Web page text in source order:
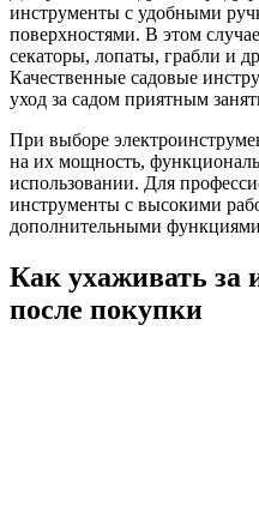
инструменты с удобными
поверхностями. В этом
секаторы, лопаты, грабли и
Качественные садовые
уход за садом приятным
При выборе
на их мощность,
использовании. Для
инструменты с высокими
дополнительными функциями
Как ухаживать за
после покупки